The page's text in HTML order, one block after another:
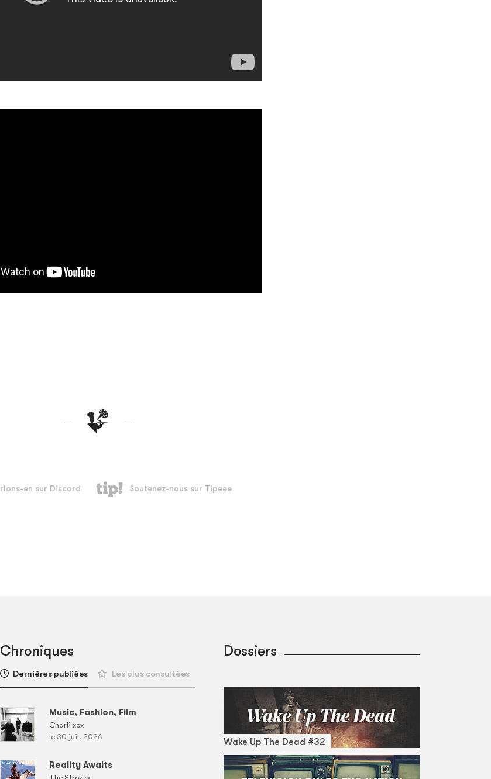
Chroniques
Dernières publiées Les plus consultées
Music, Fashion, Film
Charli xcx
le 30 juil. 2026
Reality Awaits
Dossiers
Wake Up The Dead #32